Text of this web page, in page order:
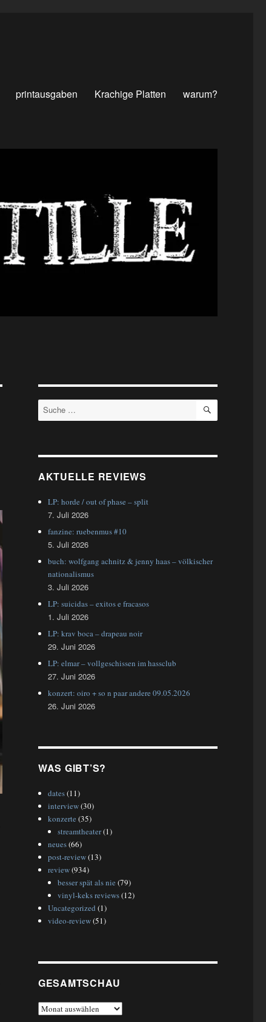
printausgaben Krachige Platten warum?
Suche
nach:
SUCHEN
AKTUELLE REVIEWS
LP: horde / out of phase – split
7. Juli 2026
fanzine: ruebenmus #10
5. Juli 2026
buch: wolfgang achnitz & jenny haas – völkischer
nationalismus
3. Juli 2026
LP: suicidas – exitos e fracasos
1. Juli 2026
LP: krav boca – drapeau noir
29. Juni 2026
LP: elmar – vollgeschissen im hassclub
27. Juni 2026
konzert: oiro + so n paar andere 09.05.2026
26. Juni 2026
WAS GIBT’S?
dates(11)
interview(30)
konzerte (35)
streamtheater(1)
neues(66)
post-review(13)
review(934)
besser spät als nie (79)
vinyl-keks reviews(12)
Uncategorized (1)
video-review(51)
GESAMTSCHAU
gesamtschau